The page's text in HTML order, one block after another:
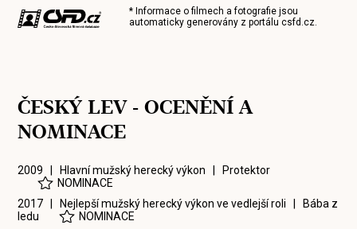
* Informace o filmech a fotografie jsou
automaticky generovány z portálucsfd.cz.
ČESKÝ LEV - OCENĚNÍ A
NOMINACE
2009 | Hlavní mužský herecký výkon | Protektor
NOMINACE
2017 | Nejlepší mužský herecký výkon ve vedlejší roli | Bába z
ledu
NOMINACE